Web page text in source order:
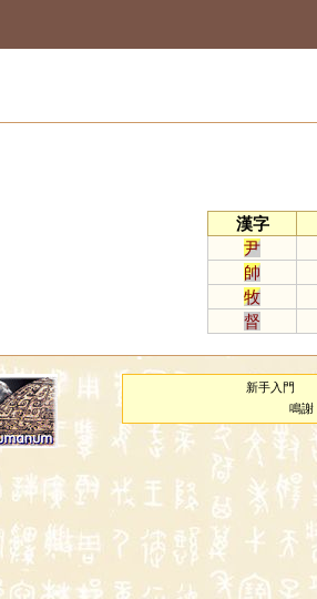
漢字
尹
帥
牧
督
新手入門
鳴謝